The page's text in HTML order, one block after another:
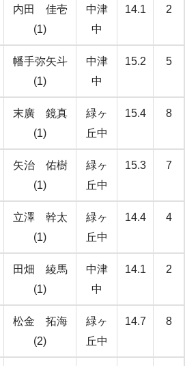
内田 佳壱
(1)
中津
中
14.1 2
幡手弥矢斗
(1)
中津
中
15.2 5
末廣 鏡真
(1)
緑ヶ
丘中
15.4 8
矢治 佑樹
(1)
緑ヶ
丘中
15.3 7
立澤 幹太
(1)
緑ヶ
丘中
14.4 4
田畑 綾馬
(1)
中津
中
14.1 2
松金 拓海
(2)
緑ヶ
丘中
14.7 8